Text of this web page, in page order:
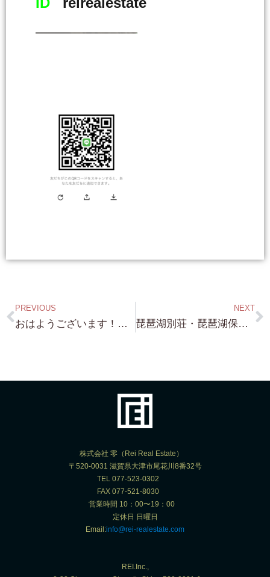
PREVIOUS
おはようございます！晴れてよかった・・近江舞子 琵琶湖浜付物件 案内予約 ありがとうございました。 本日 よろしくお願い致します！
NEXT
琵琶湖別荘・琵琶湖保養所 物件探索依頼！ 愛知県 K 様 ありがとうございます。頑張って見つけます！
株式会社 零（Rei Real Estate）
〒520-0031 滋賀県大津市尾花川8番32号
TEL 077-523-0302
FAX 077-521-8030
営業時間 10：00〜19：00
定休日 日曜日
Email:info@rei-realestate.com
REI.Inc.,